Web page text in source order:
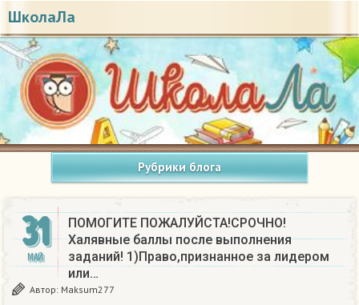
ШколаЛа
Рубрики блога
31
МАЙ
ПОМОГИТЕ ПОЖАЛУЙСТА!СРОЧНО!
Халявные баллы после выполнения
заданий! 1)Право,признанное за лидером
или…
Автор: Maksum277